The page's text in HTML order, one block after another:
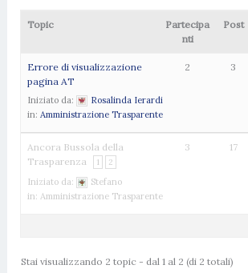
Topic
Partecipa
nti
Post
Errore di visualizzazione
pagina AT
Iniziato da:
Rosalinda Ierardi
in: Amministrazione Trasparente
2 3
Ancora Bussola della
Trasparenza
1 2
Iniziato da:
Stefano
in: Amministrazione Trasparente
3 17
Stai visualizzando 2 topic - dal 1 al 2 (di 2 totali)